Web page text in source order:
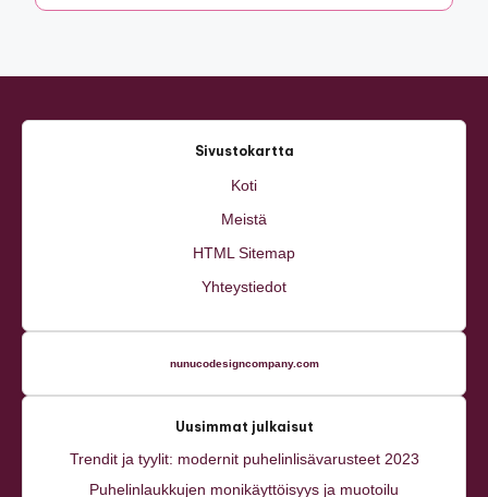
Sivustokartta
Koti
Meistä
HTML Sitemap
Yhteystiedot
nunucodesigncompany.com
Uusimmat julkaisut
Trendit ja tyylit: modernit puhelinlisävarusteet 2023
Puhelinlaukkujen monikäyttöisyys ja muotoilu